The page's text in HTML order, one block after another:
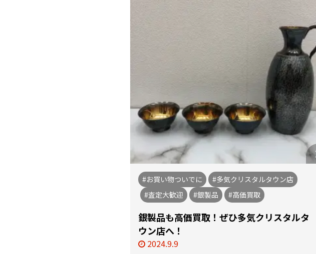
#お買い物ついでに
#多気クリスタルタウン店
#査定大歓迎
#銀製品 #高価買取
銀製品も高価買取！ぜひ多気クリスタルタ
ウン店へ！
2024.9.9